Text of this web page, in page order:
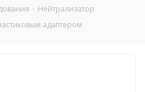
- Нейтрализатор
адаптером